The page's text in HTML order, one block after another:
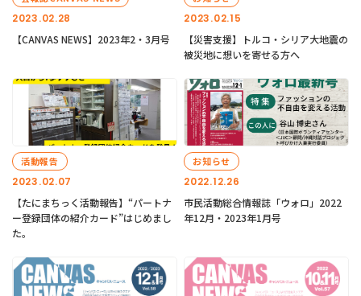
2023.02.28
【CANVAS NEWS】2023年2・3月号
2023.02.15
【災害支援】トルコ・シリア大地震の
被災地に想いを寄せる方へ
2023.02.07
活動報告
【たにまちっく活動報告】“パートナ
ー登録団体の紹介カード”はじめまし
た。
2022.12.26
お知らせ
市民活動総合情報誌「ウォロ」2022
年12月・2023年1月号